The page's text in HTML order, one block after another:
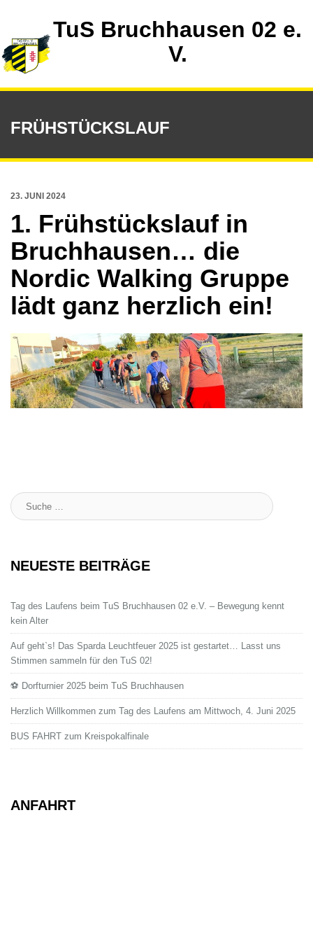
TuS Bruchhausen 02 e.
V.
FRÜHSTÜCKSLAUF
23. JUNI 2024
1. Frühstückslauf in
Bruchhausen… die
Nordic Walking Gruppe
lädt ganz herzlich ein!
Suche
:
NEUESTE BEITRÄGE
Tag des Laufens beim TuS Bruchhausen 02 e.V. – Bewegung kennt
kein Alter
Auf geht`s! Das Sparda Leuchtfeuer 2025 ist gestartet… Lasst uns
Stimmen sammeln für den TuS 02!
⚽ Dorfturnier 2025 beim TuS Bruchhausen
Herzlich Willkommen zum Tag des Laufens am Mittwoch, 4. Juni 2025
BUS FAHRT zum Kreispokalfinale
ANFAHRT